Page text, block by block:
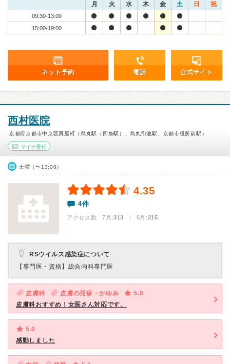
月 火 水 木 金 土 日 祝
09:30-13:00
15:00-19:00
ネット予約 電話 公式サイト
西村医院
京都府京都市中京区貝屋町（烏丸駅（四条駅）、烏丸御池駅、京都市役所前駅）
マイナ受付
土曜（〜13:00）
4.35
4件
アクセス数 7月:313 | 6月:215
RSウイルス感染症について
【専門医・資格】 総合内科専門医
皮膚科 皮膚の発疹・かゆみ
5.0
皮膚科おすすめ！女医さん対応です。
5.0
感動しました